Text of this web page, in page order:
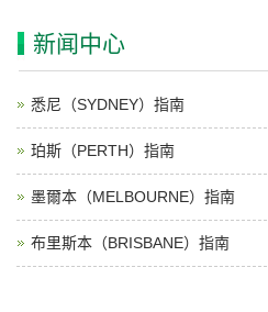
新闻中心
悉尼（SYDNEY）指南
珀斯（PERTH）指南
墨爾本（MELBOURNE）指南
布里斯本（BRISBANE）指南